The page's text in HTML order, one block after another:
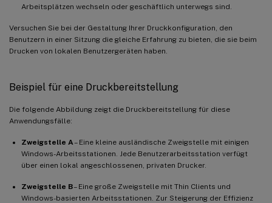
Arbeitsplätzen wechseln oder geschäftlich unterwegs sind.
Versuchen Sie bei der Gestaltung Ihrer Druckkonfiguration, den
Benutzern in einer Sitzung die gleiche Erfahrung zu bieten, die sie beim
Drucken von lokalen Benutzergeräten haben.
Beispiel für eine Druckbereitstellung
Die folgende Abbildung zeigt die Druckbereitstellung für diese
Anwendungsfälle:
Zweigstelle A– Eine kleine ausländische Zweigstelle mit einigen
Windows-Arbeitsstationen. Jede Benutzerarbeitsstation verfügt
über einen lokal angeschlossenen, privaten Drucker.
Zweigstelle B– Eine große Zweigstelle mit Thin Clients und
Windows-basierten Arbeitsstationen. Zur Steigerung der Effizienz